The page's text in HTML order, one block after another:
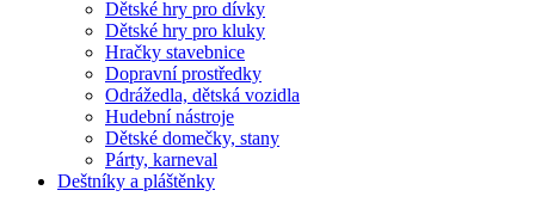
Dětské hry pro dívky
Dětské hry pro kluky
Hračky stavebnice
Dopravní prostředky
Odrážedla, dětská vozidla
Hudební nástroje
Dětské domečky, stany
Párty, karneval
Deštníky a pláštěnky